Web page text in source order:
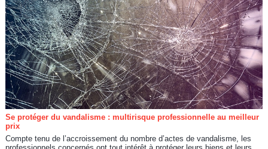
Se protéger du vandalisme : multirisque professionnelle au meilleur
prix
Compte tenu de l’accroissement du nombre d’actes de vandalisme, les